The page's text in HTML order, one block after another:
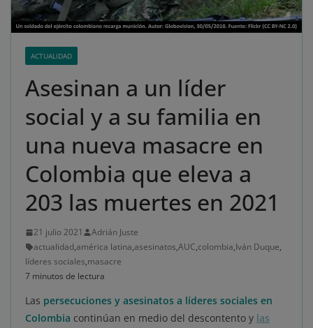
ACTUALIDAD
Asesinan a un líder
social y a su familia en
una nueva masacre en
Colombia que eleva a
203 las muertes en 2021
21 julio 2021
Adrián Juste
actualidad,américa latina,asesinatos,AUC,colombia,Iván Duque,
líderes sociales,masacre
7 minutos de lectura
Las persecuciones y asesinatos a líderes sociales en
Colombia continúan en medio del descontento y las